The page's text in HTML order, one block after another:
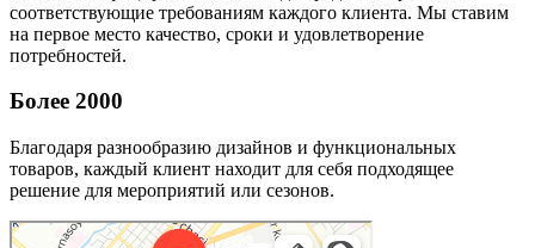
соответствующие требованиям каждого клиента. Мы ставим
на первое место качество, сроки и удовлетворение
потребностей.
Более 2000
Благодаря разнообразию дизайнов и функциональных
товаров, каждый клиент находит для себя подходящее
решение для мероприятий или сезонов.